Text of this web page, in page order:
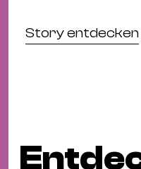
Story entdecken